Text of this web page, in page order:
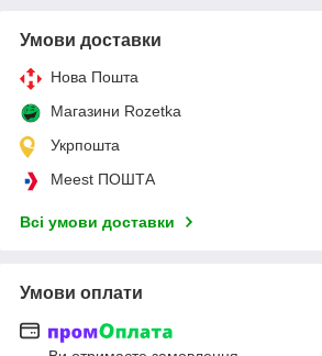
Умови доставки
Нова Пошта
Магазини Rozetka
Укрпошта
Meest ПОШТА
Всі умови доставки
Умови оплати